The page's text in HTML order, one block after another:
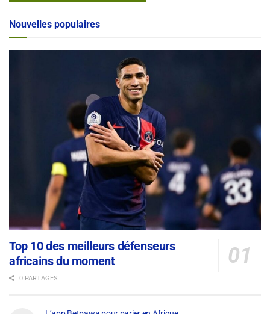
Alternative:
Nouvelles populaires
Top 10 des meilleurs défenseurs
africains du moment
0 PARTAGES